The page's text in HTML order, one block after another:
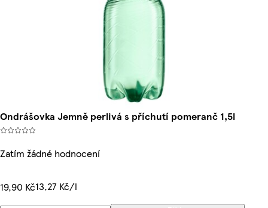
Ondrášovka Jemně perlivá s příchutí pomeranč 1,5l
Zatím žádné hodnocení
19,90 Kč13,27 Kč/l